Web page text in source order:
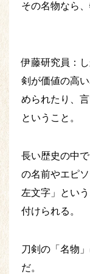
その名物なら
伊藤研究員：
剣が価値の高
められたり、
ということ。
長い歴史の中
の名前やエピ
左文字」とい
付けられる。
刀剣の「名物
だ。